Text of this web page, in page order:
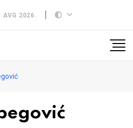
AVG 2026.